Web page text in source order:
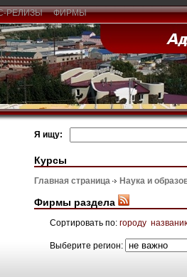
РЕЛИЗЫ ФИРМЫ
Я ищу:
Курсы
Главная страница Наука и
Фирмы раздела
Сортировать по: городу
Выберите регион: